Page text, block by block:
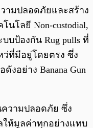
ามปลอดภัยและสร้าง
โลยี Non-custodial,
บป้องกัน Rug pulls ที่
ว่ที่มีอยู่โดยตรง ซึ่ง
อย่าง Banana Gun
วามปลอดภัย ซึ่ง
ให้มูลค่าทุกอย่างแทบ